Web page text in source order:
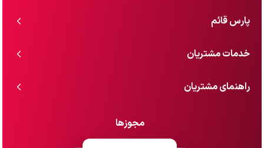
پارس قائم
خدمات مشتریان
راهنمای مشتریان
مجوزها